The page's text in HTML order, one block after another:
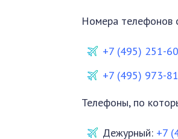
Номера телефонов
+7 (495) 251-
+7 (495) 973-
Телефоны, по
Дежурный: +7